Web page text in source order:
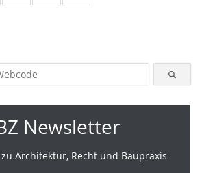
Newsletter
Architektur, Recht und Baupraxis